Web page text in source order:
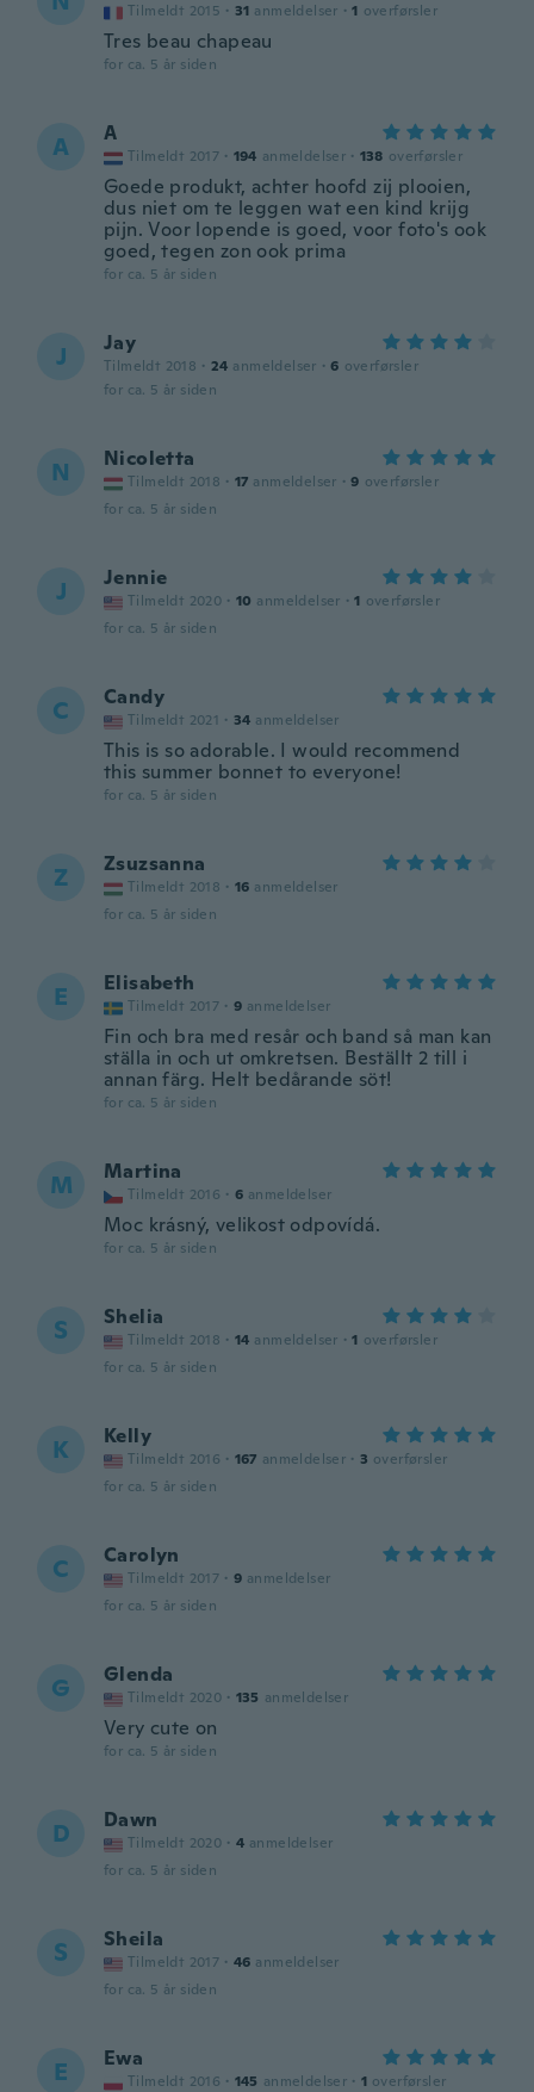
Tilmeldt 2015 · 31 anmeldelser · 1 overførsler
Tres beau chapeau
for ca. 5 år siden
A A
Tilmeldt 2017 · 194 anmeldelser · 138 overførsler
Goede produkt, achter hoofd zij plooien,
dus niet om te leggen wat een kind krijg
pijn. Voor lopende is goed, voor foto's ook
goed, tegen zon ook prima
for ca. 5 år siden
J Jay
Tilmeldt 2018 · 24 anmeldelser · 6 overførsler
for ca. 5 år siden
N Nicoletta
Tilmeldt 2018 · 17 anmeldelser · 9 overførsler
for ca. 5 år siden
J Jennie
Tilmeldt 2020 · 10 anmeldelser · 1 overførsler
for ca. 5 år siden
C Candy
Tilmeldt 2021 · 34 anmeldelser
This is so adorable. I would recommend
this summer bonnet to everyone!
for ca. 5 år siden
Z Zsuzsanna
Tilmeldt 2018 · 16 anmeldelser
for ca. 5 år siden
E Elisabeth
Tilmeldt 2017 · 9 anmeldelser
Fin och bra med resår och band så man kan
ställa in och ut omkretsen. Beställt 2 till i
annan färg. Helt bedårande söt!
for ca. 5 år siden
M Martina
Tilmeldt 2016 · 6 anmeldelser
Moc krásný, velikost odpovídá.
for ca. 5 år siden
S Shelia
Tilmeldt 2018 · 14 anmeldelser · 1 overførsler
for ca. 5 år siden
K Kelly
Tilmeldt 2016 · 167 anmeldelser · 3 overførsler
for ca. 5 år siden
C Carolyn
Tilmeldt 2017 · 9 anmeldelser
for ca. 5 år siden
G Glenda
Tilmeldt 2020 · 135 anmeldelser
Very cute on
for ca. 5 år siden
D Dawn
Tilmeldt 2020 · 4 anmeldelser
for ca. 5 år siden
S Sheila
Tilmeldt 2017 · 46 anmeldelser
for ca. 5 år siden
E Ewa
Tilmeldt 2016 · 145 anmeldelser · 1 overførsler